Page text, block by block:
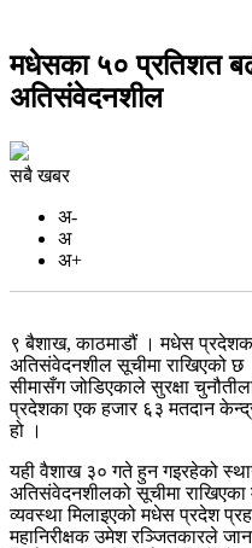
मधेसका ५० प्रतिशत
अतिसंवेदनशील
सबै खबर
अ-
अ
अ+
९ बैशाख, काठमाडौं । मधेस
अतिसंवेदनशील सूचीमा राखिएको
सीमासँग जोडिएकाले सुरक्षा
प्रदेशका एक हजार ६३ मतदान
हो ।
यही वैशाख ३० गते हुन गइरहेको
अतिसंवेदनशीलको सूचीमा राखिएका
व्यवस्था मिलाइएको मधेस प्रदेश
महानिरीक्षक उमेश रञ्जितकारले